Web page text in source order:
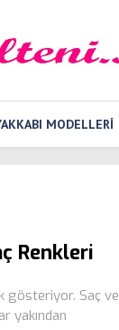
MODELLERI
Renkleri
gösteriyor. Saç ve
yakından